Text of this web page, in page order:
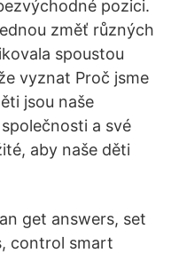
pozici.
změť různých
spoustou
vyznat Proč jsme
jsou naše
a své
aby naše děti
get answers, set
control smart